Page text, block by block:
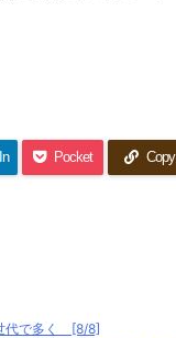
Pocket Copy
代で多く [8/8]